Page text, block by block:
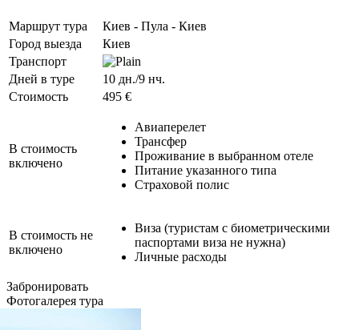
Маршрут тура
Киев - Пула - Киев
Город выезда
Киев
Транспорт
Дней в туре
10 дн./9 нч.
Стоимость
495 €
В стоимость
включено
Авиаперелет
Трансфер
Проживание в выбранном отеле
Питание указанного типа
Страховой полис
В стоимость не
включено
Виза (туристам с биометрическими
паспортами виза не нужна)
Личные расходы
Забронировать
Фотогалерея тура